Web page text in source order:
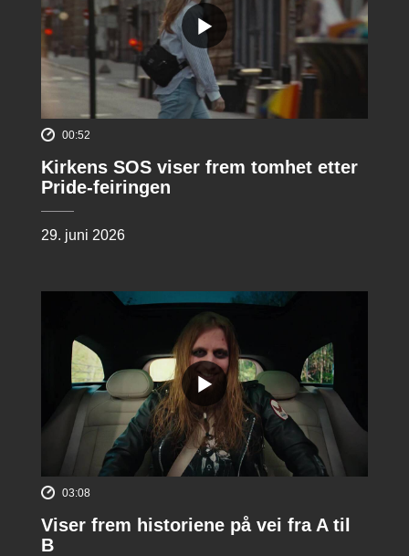
00:52
Kirkens SOS viser frem tomhet etter
Pride-feiringen
29. juni 2026
03:08
Viser frem historiene på vei fra A til
B